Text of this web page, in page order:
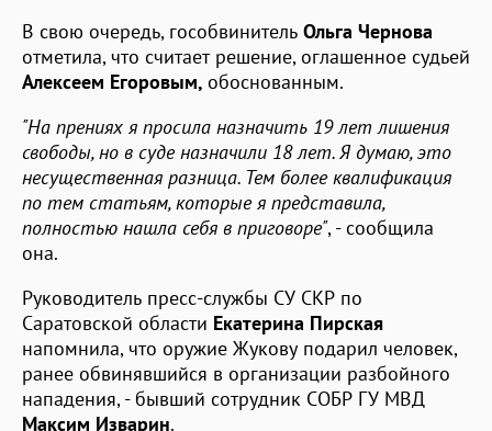
В свою очередь, гособвинитель Ольга Чернова
отметила, что считает решение, оглашенное судьей
Алексеем Егоровым, обоснованным.
"На прениях я просила назначить 19 лет лишения
свободы, но в суде назначили 18 лет. Я думаю, это
несущественная разница. Тем более квалификация
по тем статьям, которые я представила,
полностью нашла себя в приговоре", - сообщила
она.
Руководитель пресс-службы СУ СКР по
Саратовской области Екатерина Пирская
напомнила, что оружие Жукову подарил человек,
ранее обвинявшийся в организации разбойного
нападения, - бывший сотрудник СОБР ГУ МВД
Максим Изварин.